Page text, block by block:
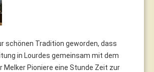
schönen Tradition geworden, dass
in Lourdes gemeinsam mit dem
Melker Pioniere eine Stunde Zeit zur